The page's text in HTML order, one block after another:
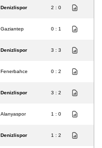
Denizlispor 2 : 0
Gaziantep 0 : 1
Denizlispor 3 : 3
Fenerbahce 0 : 2
Denizlispor 3 : 2
Alanyaspor 1 : 0
Denizlispor 1 : 2